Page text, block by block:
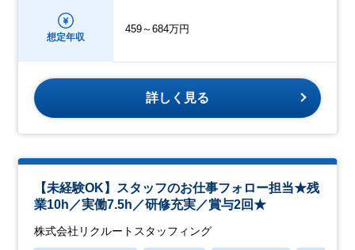
想定年収
459～684万円
詳しく見る
【未経験OK】スタッフのお仕事フォロー担当★残
業10h／実働7.5h／研修充実／賞与2回★
株式会社リクルートスタッフィング